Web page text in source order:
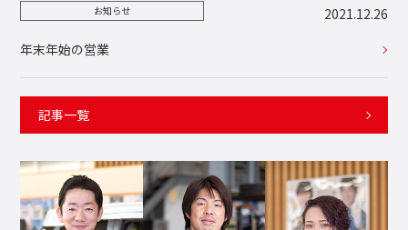
お知らせ
2021.12.26
年末年始の営業
記事一覧